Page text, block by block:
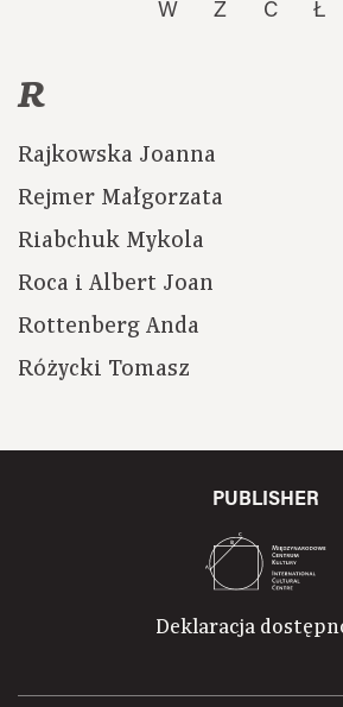
W
Z Č Ł
R
Rajkowska Joanna
Rejmer Małgorzata
Riabchuk Mykola
Roca i Albert Joan
Rottenberg Anda
Różycki Tomasz
PUBLISHER
Deklaracja